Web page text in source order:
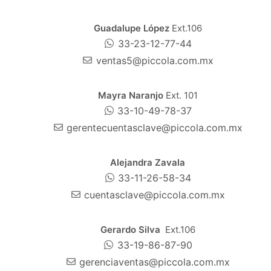
Guadalupe López Ext.106
33-23-12-77-44
ventas5@piccola.com.mx
Mayra Naranjo Ext. 101
33-10-49-78-37
gerentecuentasclave@piccola.com.mx
Alejandra Zavala
33-11-26-58-34
cuentasclave@piccola.com.mx
Gerardo Silva Ext.106
33-19-86-87-90
gerenciaventas@piccola.com.mx